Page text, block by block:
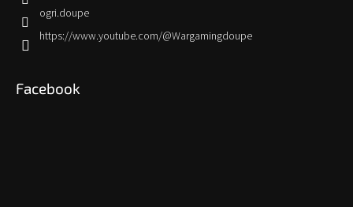
ogri.doupe
https://www.youtube.com/@Wargamingdoupe
Facebook